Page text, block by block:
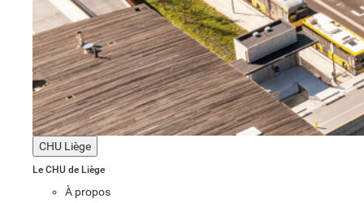
CHU Liège
Le CHU de Liège
À propos